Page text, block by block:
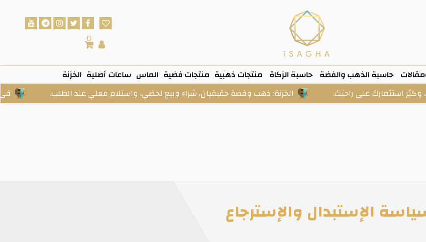
0
حاسبة الذهب والفضة حاسبة الزكاة منتجات ذهبية منتجات فضية الماس ساعات أصلية الخزنة
فى
الخزنة: ذهب وفضة حقيقيان، شراء وبيع لحظي، واستلام فعلي عند الطلب. على راحتك.
الإستبدال والإسترجاع